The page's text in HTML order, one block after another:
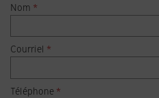
Nom *
Courriel *
Téléphone *